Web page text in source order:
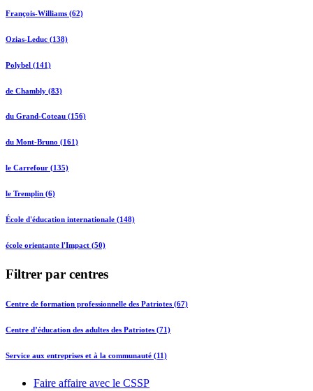
François-Williams (62)
Ozias-Leduc (138)
Polybel (141)
de Chambly (83)
du Grand-Coteau (156)
du Mont-Bruno (161)
le Carrefour (135)
le Tremplin (6)
École d'éducation internationale (148)
école orientante l'Impact (50)
Filtrer par centres
Centre de formation professionnelle des Patriotes (67)
Centre d’éducation des adultes des Patriotes (71)
Service aux entreprises et à la communauté (11)
Faire affaire avec le CSSP